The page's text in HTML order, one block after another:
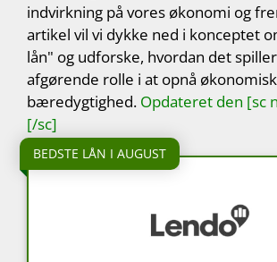
indvirkning på vores økonomi og
artikel vil vi dykke ned i konceptet
lån" og udforske, hvordan det
afgørende rolle i at opnå økonomisk
bæredygtighed. Opdateret den [sc
[/sc]
BEDSTE LÅN I AUGUST